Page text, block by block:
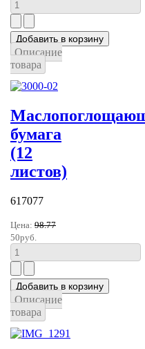
Описание
товара
бумага
(12
листов)
617077
Цена: 98.77
50руб.
Описание
товара